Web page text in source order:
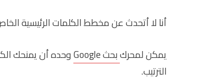
أنا لا أتحدث عن مخطط الكلمات الرئيسية
يمكن لمحركبحث Google
وحده أن يمنحك
الترتيب.